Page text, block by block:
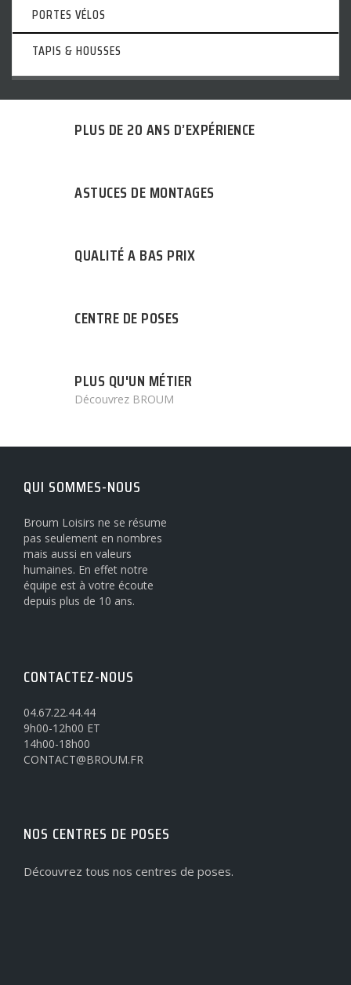
PORTES VÉLOS
TAPIS & HOUSSES
PLUS DE 20 ANS D’EXPÉRIENCE
ASTUCES DE MONTAGES
QUALITÉ A BAS PRIX
CENTRE DE POSES
PLUS QU'UN MÉTIER
Découvrez BROUM
QUI SOMMES-NOUS
Broum Loisirs ne se résume
pas seulement en nombres
mais aussi en valeurs
humaines. En effet notre
équipe est à votre écoute
depuis plus de 10 ans.
CONTACTEZ-NOUS
04.67.22.44.44
9h00-12h00 ET
14h00-18h00
CONTACT@BROUM.FR
NOS CENTRES DE POSES
Découvrez tous nos centres de poses.